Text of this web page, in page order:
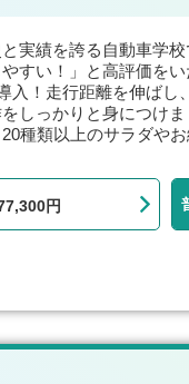
実績を誇る自動車学
やすい！」と高評価を
入！走行距離を伸ばし
しっかりと身につけ
種類以上のサラダや
円